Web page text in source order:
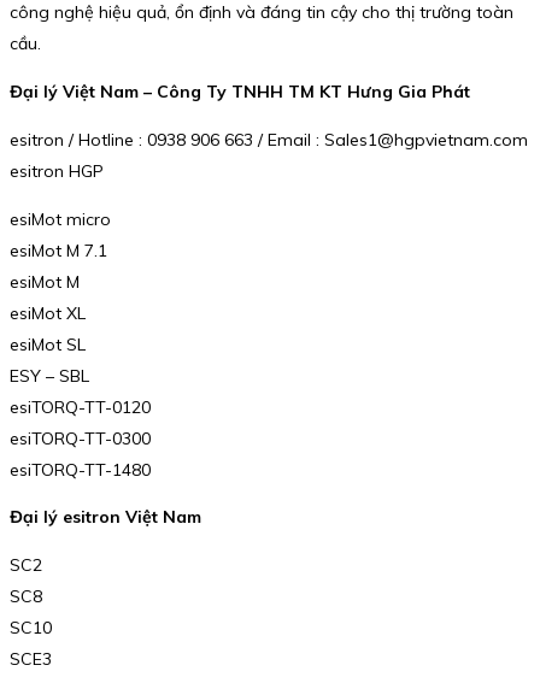
công nghệ hiệu quả, ổn định và đáng tin cậy cho thị trường toàn
cầu.
Đại lý Việt Nam – Công Ty TNHH TM KT Hưng Gia Phát
esitron / Hotline : 0938 906 663 / Email : Sales1@hgpvietnam.com
esitron HGP
esiMot micro
esiMot M 7.1
esiMot M
esiMot XL
esiMot SL
ESY – SBL
esiTORQ-TT-0120
esiTORQ-TT-0300
esiTORQ-TT-1480
Đại lý esitron Việt Nam
SC2
SC8
SC10
SCE3